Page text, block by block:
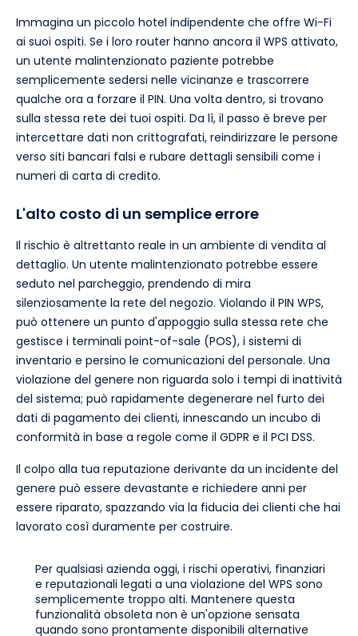
Immagina un piccolo hotel indipendente che offre Wi-Fi
ai suoi ospiti. Se i loro router hanno ancora il WPS attivato,
un utente malintenzionato paziente potrebbe
semplicemente sedersi nelle vicinanze e trascorrere
qualche ora a forzare il PIN. Una volta dentro, si trovano
sulla stessa rete dei tuoi ospiti. Da lì, il passo è breve per
intercettare dati non crittografati, reindirizzare le persone
verso siti bancari falsi e rubare dettagli sensibili come i
numeri di carta di credito.
L'alto costo di un semplice errore
Il rischio è altrettanto reale in un ambiente di vendita al
dettaglio. Un utente malintenzionato potrebbe essere
seduto nel parcheggio, prendendo di mira
silenziosamente la rete del negozio. Violando il PIN WPS,
può ottenere un punto d'appoggio sulla stessa rete che
gestisce i terminali point-of-sale (POS), i sistemi di
inventario e persino le comunicazioni del personale. Una
violazione del genere non riguarda solo i tempi di inattività
del sistema; può rapidamente degenerare nel furto dei
dati di pagamento dei clienti, innescando un incubo di
conformità in base a regole come il GDPR e il PCI DSS.
Il colpo alla tua reputazione derivante da un incidente del
genere può essere devastante e richiedere anni per
essere riparato, spazzando via la fiducia dei clienti che hai
lavorato così duramente per costruire.
Per qualsiasi azienda oggi, i rischi operativi, finanziari
e reputazionali legati a una violazione del WPS sono
semplicemente troppo alti. Mantenere questa
funzionalità obsoleta non è un'opzione sensata
quando sono prontamente disponibili alternative